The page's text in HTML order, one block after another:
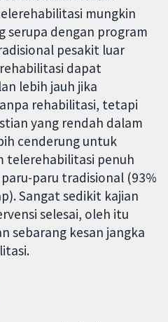
mungkin
serupa dengan program
pesakit luar
dapat
lebih jauh jika
rehabilitasi, tetapi
yang rendah dalam
cenderung untuk
telerehabilitasi penuh
paru tradisional (93%
Sangat sedikit kajian
selesai, oleh itu
sebarang kesan jangka